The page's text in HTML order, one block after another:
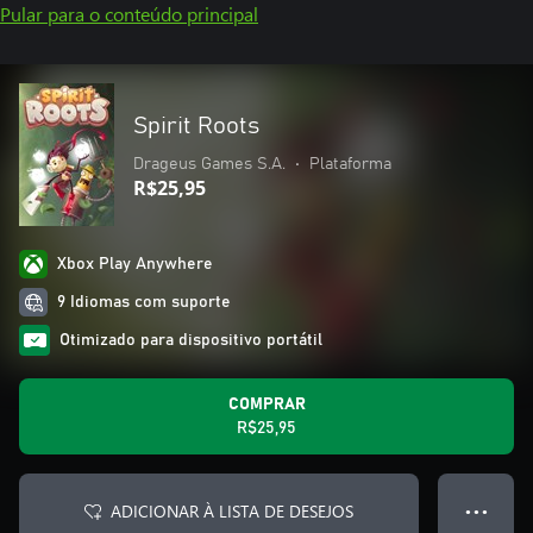
Pular para o conteúdo principal
Spirit Roots
Drageus Games S.A. • Plataforma
R$25,95
Xbox Play Anywhere
9 Idiomas com suporte
Otimizado para dispositivo portátil
COMPRAR
R$25,95
ADICIONAR À LISTA DE DESEJOS ● ● ●